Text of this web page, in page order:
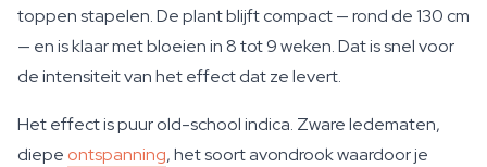
toppen stapelen. De plant blijft compact — rond de 130 cm
— en is klaar met bloeien in 8 tot 9 weken. Dat is snel voor
de intensiteit van het effect dat ze levert.
Het effect is puur old-school indica. Zware ledematen,
diepe ontspanning, het soort avondrook waardoor je